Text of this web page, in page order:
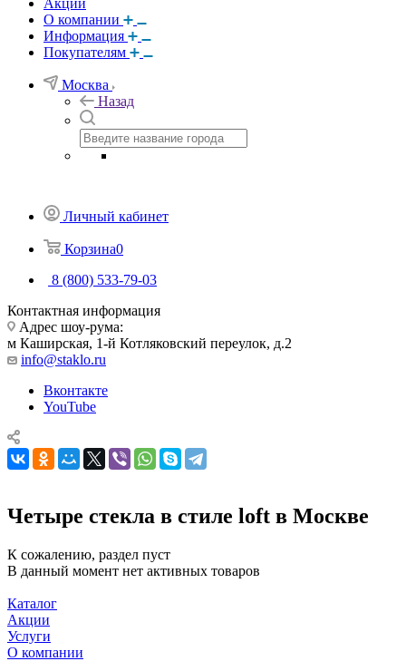
Акции
О компании
Информация
Покупателям
Москва
Назад
Личный кабинет
Корзина0
8 (800) 533-79-03
Контактная информация
Адрес шоу-рума:
м Каширская, 1-й Котляковский переулок, д.2
info@staklo.ru
Вконтакте
YouTube
Четыре стекла в стиле loft в Москве
К сожалению, раздел пуст
В данный момент нет активных товаров
Каталог
Акции
Услуги
О компании